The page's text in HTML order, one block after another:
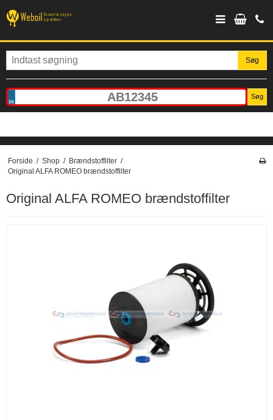
Søg
Søg
Forside / Shop / Brændstoffilter /
Original ALFA ROMEO brændstoffilter
Original ALFA ROMEO brændstoffilter